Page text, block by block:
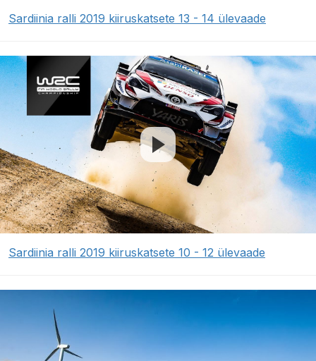
Sardiinia ralli 2019 kiiruskatsete 13 - 14 ülevaade
Sardiinia ralli 2019 kiiruskatsete 10 - 12 ülevaade